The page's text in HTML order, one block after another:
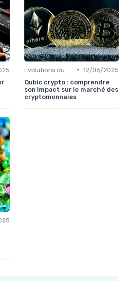
• 12/06/2025
Qubic crypto : comprendre
son impact sur le marché des
cryptomonnaies